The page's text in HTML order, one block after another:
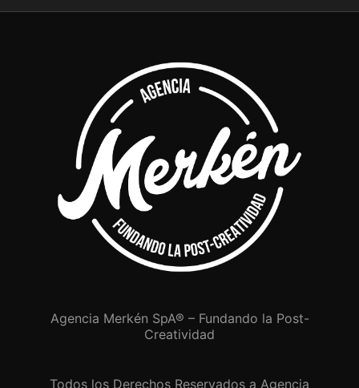
Agencia Merkén SpA® – Fundando la Post-
Creatividad
Todos los Derechos Reservados a Agencia